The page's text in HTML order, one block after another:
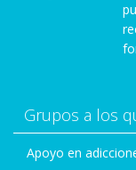
Grupos a los
Apoyo en